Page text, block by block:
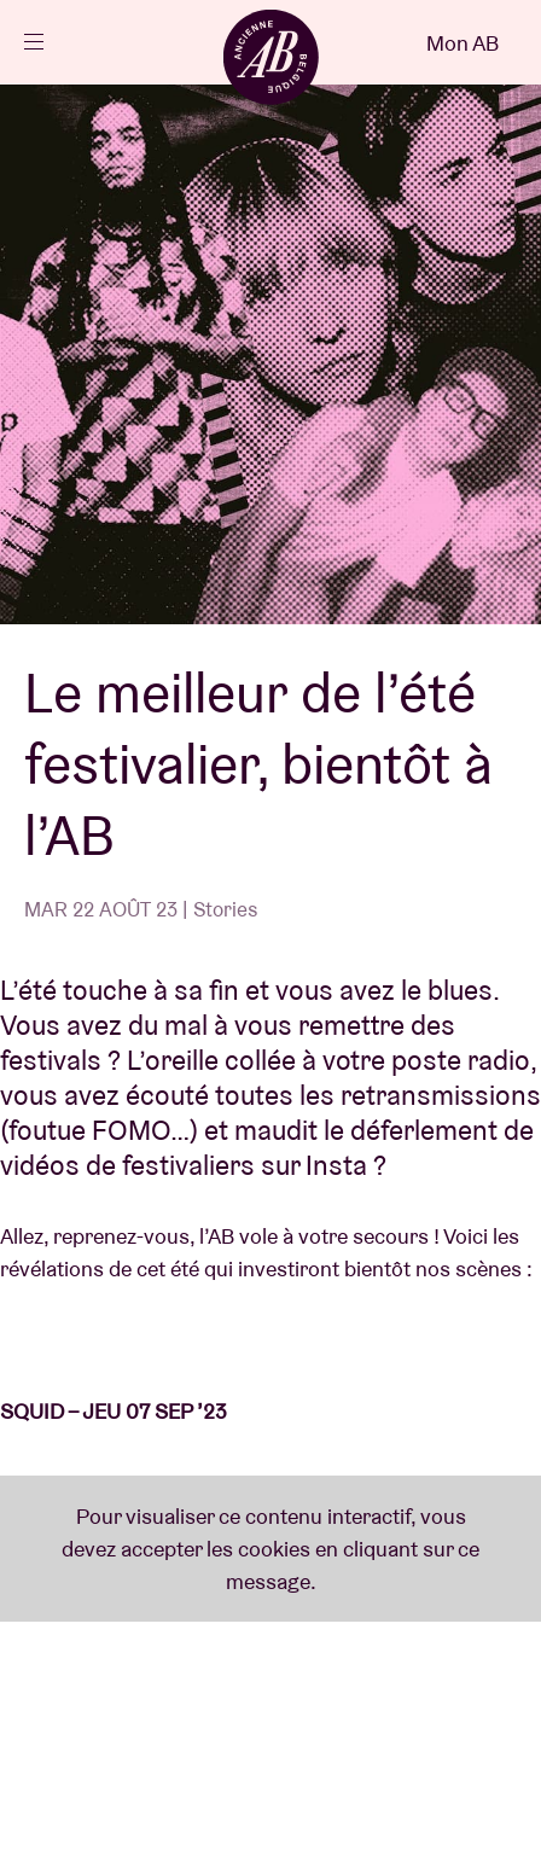
FR
Agenda
Projets
Actualités
Infos visiteurs
AB ❤ you
Location de salles
BRDCST
ABtv
Chèque-concert
À propos de l'AB
Contact
Mon AB
Le meilleur de l’été
festivalier, bientôt à
l’AB
MAR 22 AOÛT 23 | Stories
L’été touche à sa fin et vous avez le blues.
Vous avez du mal à vous remettre des
festivals ? L’oreille collée à votre poste radio,
vous avez écouté toutes les retransmissions
(foutue FOMO…) et maudit le déferlement de
vidéos de festivaliers sur Insta ?
Allez, reprenez-vous, l’AB vole à votre secours ! Voici les
révélations de cet été qui investiront bientôt nos scènes :
SQUID – JEU 07 SEP ’23